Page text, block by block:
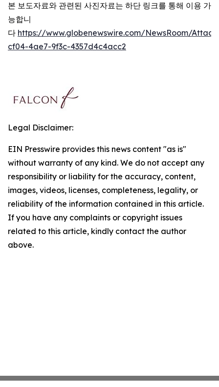
본 보도자료와 관련된 사진자료는 하단 링크를 통해 이용 가
능합니
다 https://www.globenewswire.com/NewsRoom/
cf04-4ae7-9f3c-4357d4c4acc2
Legal Disclaimer:
EIN Presswire provides this news content "as is"
without warranty of any kind. We do not accept any
responsibility or liability for the accuracy, content,
images, videos, licenses, completeness, legality, or
reliability of the information contained in this article.
If you have any complaints or copyright issues
related to this article, kindly contact the author
above.